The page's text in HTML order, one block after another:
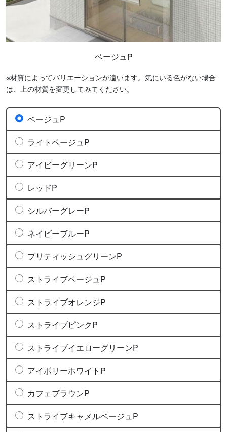
ベージュP
※材質によってバリエーションが違います。気にいる色がない場合
は、上の材質を変更してみてください。
ベージュP
ライトベージュP
アイビーグリーンP
レッドP
シルバーグレーP
ネイビーブルーP
ブリティッシュグリーンP
ストライブベージュP
ストライブオレンジP
ストライブピンクP
ストライブイエローグリーンP
アイボリーホワイトP
カフェブラウンP
ストライブキャメルベージュP